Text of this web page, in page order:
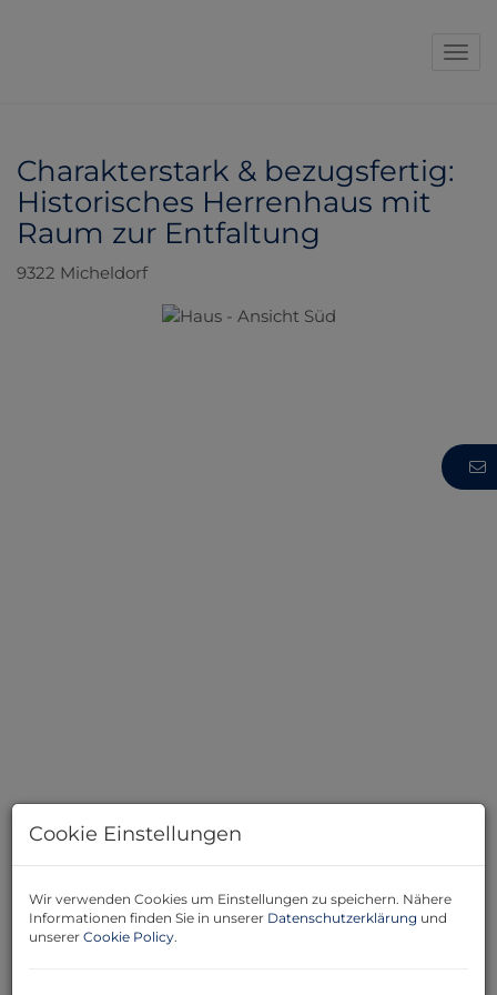
Charakterstark & bezugsfertig:
Historisches Herrenhaus mit
Raum zur Entfaltung
9322 Micheldorf
Beschreibung
Cookie Einstellungen
Wir verwenden Cookies um Einstellungen zu speichern. Nähere
Informationen finden Sie in unserer Datenschutzerklärung und
unserer Cookie Policy.